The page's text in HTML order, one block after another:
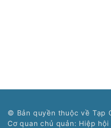
© Bản quyền thuộc về Tạp
Cơ quan chủ quản: Hiệp